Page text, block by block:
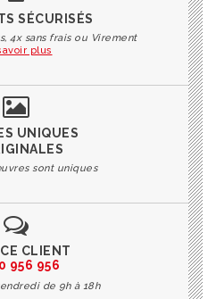
SÉCURISÉS
4x sans frais ou Virement
plus
UNIQUES
sont uniques
CLIENT
956 956
de 9h à 18h